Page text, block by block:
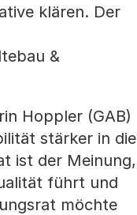
klären. Der
&
Hoppler (GAB)
stärker in die
ist der Meinung,
führt und
möchte